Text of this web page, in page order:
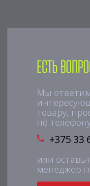
Есть
Мы
товару,
по
+375 33
или
менеджер